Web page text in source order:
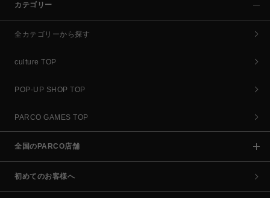
カテゴリー
全カテゴリーから探す
culture TOP
POP-UP SHOP TOP
PARCO GAMES TOP
全国のPARCO店舗
初めてのお客様へ